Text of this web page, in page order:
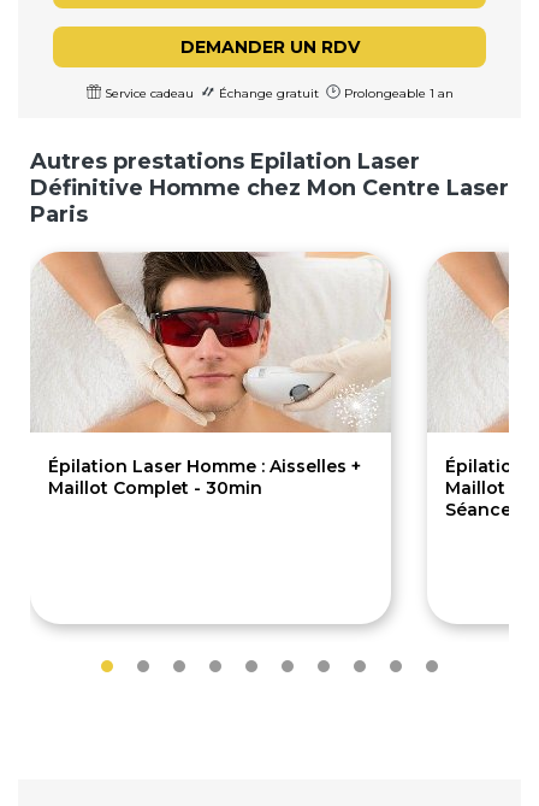
DEMANDER UN RDV
Service cadeau Échange gratuit Prolongeable 1 an
Autres prestations Epilation Laser
Définitive Homme chez Mon Centre Laser
Paris
Épilation Laser Homme : Aisselles +
Maillot Complet - 30min
Épilation
Maillot
Séances/